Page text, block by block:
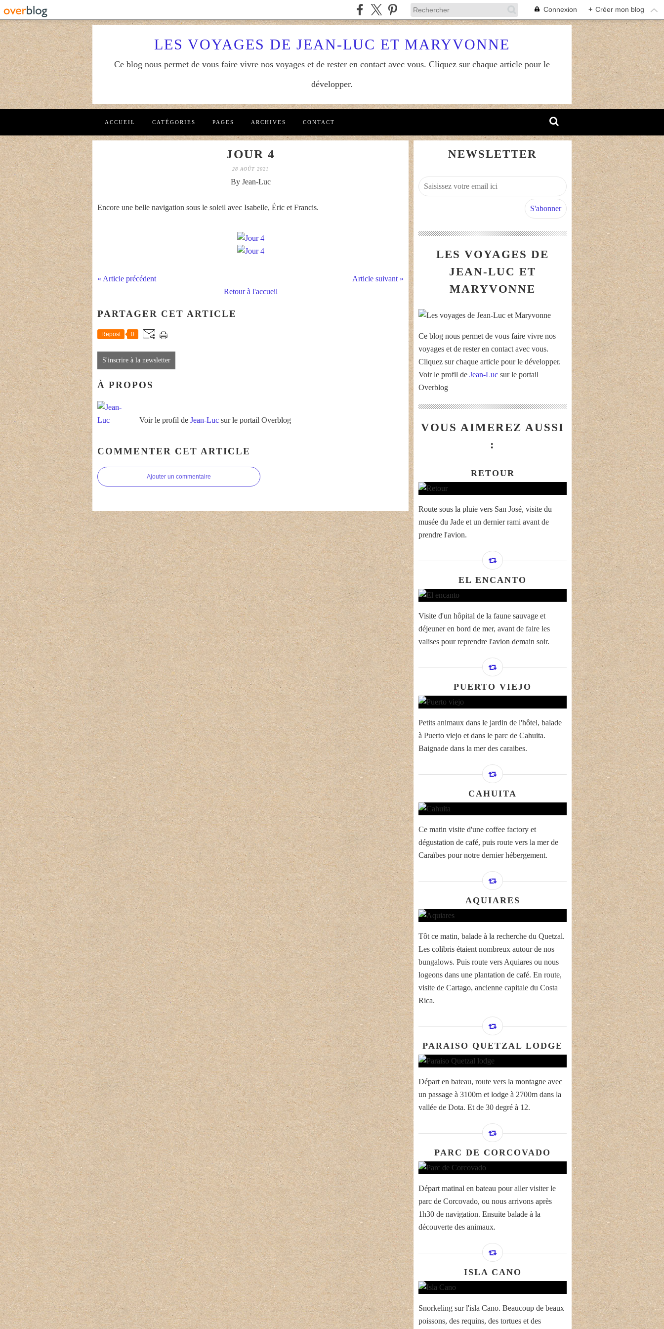
Connexion + Créer mon blog
LES VOYAGES DE JEAN-LUC ET MARYVONNE
Ce blog nous permet de vous faire vivre nos voyages et de rester en contact avec vous. Cliquez sur chaque article pour le
développer.
ACCUEIL CATÉGORIES PAGES ARCHIVES CONTACT
JOUR 4
28 AOÛT 2021
By Jean-Luc
Encore une belle navigation sous le soleil avec Isabelle, Éric et Francis.
« Article précédent
Article suivant »
Retour à l'accueil
PARTAGER CET ARTICLE
Repost 0
S'inscrire à la newsletter
À PROPOS
Voir le profil de Jean-Luc sur le portail Overblog
COMMENTER CET ARTICLE
Ajouter un commentaire
NEWSLETTER
LES VOYAGES DE
JEAN-LUC ET
MARYVONNE
Ce blog nous permet de vous faire vivre nos
voyages et de rester en contact avec vous.
Cliquez sur chaque article pour le développer.
Voir le profil de Jean-Luc sur le portail
Overblog
VOUS AIMEREZ AUSSI
:
RETOUR
Route sous la pluie vers San José, visite du
musée du Jade et un dernier rami avant de
prendre l'avion.
EL ENCANTO
Visite d'un hôpital de la faune sauvage et
déjeuner en bord de mer, avant de faire les
valises pour reprendre l'avion demain soir.
PUERTO VIEJO
Petits animaux dans le jardin de l'hôtel, balade
à Puerto viejo et dans le parc de Cahuita.
Baignade dans la mer des caraibes.
CAHUITA
Ce matin visite d'une coffee factory et
dégustation de café, puis route vers la mer de
Caraïbes pour notre dernier hébergement.
AQUIARES
Tôt ce matin, balade à la recherche du Quetzal.
Les colibris étaient nombreux autour de nos
bungalows. Puis route vers Aquiares ou nous
logeons dans une plantation de café. En route,
visite de Cartago, ancienne capitale du Costa
Rica.
PARAISO QUETZAL LODGE
Départ en bateau, route vers la montagne avec
un passage à 3100m et lodge à 2700m dans la
vallée de Dota. Et de 30 degré à 12.
PARC DE CORCOVADO
Départ matinal en bateau pour aller visiter le
parc de Corcovado, ou nous arrivons après
1h30 de navigation. Ensuite balade à la
découverte des animaux.
ISLA CANO
Snorkeling sur l'isla Cano. Beaucoup de beaux
poissons, des requins, des tortues et des